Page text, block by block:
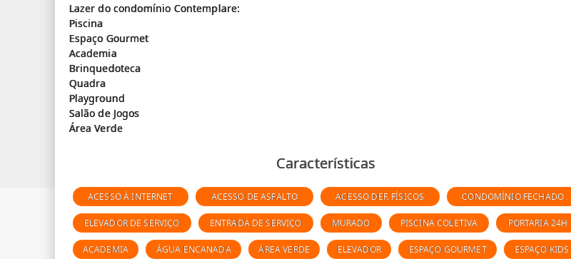
Lazer do condomínio Contemplare:
Piscina
Espaço Gourmet
Academia
Brinquedoteca
Quadra
Playground
Salão de Jogos
Características
ACESSO À INTERNET ACESSO DE ASFALTO ACESSO DEF. FÍSICOS CONDOMÍNIO FECHADO
ELEVADOR DE SERVIÇO ENTRADA DE SERVIÇO MURADO PISCINA COLETIVA PORTARIA 24H
ACADEMIA ÁGUA ENCANADA ÁREA VERDE ELEVADOR ESPAÇO GOURMET ESPAÇO KIDS